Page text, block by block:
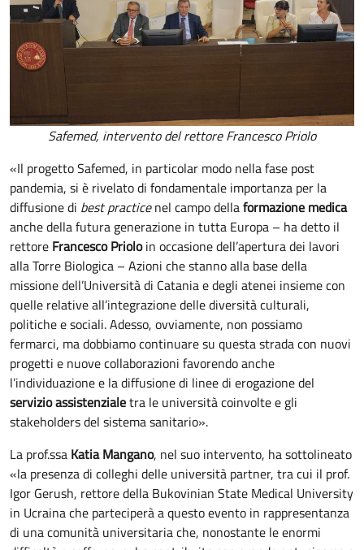
Safemed, intervento del rettore Francesco Priolo
«Il progetto Safemed, in particolar modo nella fase post
pandemia, si è rivelato di fondamentale importanza per la
diffusione di best practicenel campo dellaformazione medica
anche della futura generazione in tutta Europa – ha detto il
rettore Francesco Prioloin occasione dell’apertura dei lavori
alla Torre Biologica – Azioni che stanno alla base della
missione dell’Università di Catania e degli atenei insieme con
quelle relative all’integrazione delle diversità culturali,
politiche e sociali. Adesso, ovviamente, non possiamo
fermarci, ma dobbiamo continuare su questa strada con nuovi
progetti e nuove collaborazioni favorendo anche
l’individuazione e la diffusione di linee di erogazione del
servizio assistenzialetra le università coinvolte e gli
stakeholders del sistema sanitario».
La prof.ssa Katia Mangano, nel suo intervento, ha sottolineato
«la presenza di colleghi delle università partner, tra cui il prof.
Igor Gerush, rettore della Bukovinian State Medical University
in Ucraina che parteciperà a questo evento in rappresentanza
di una comunità universitaria che, nonostante le enormi